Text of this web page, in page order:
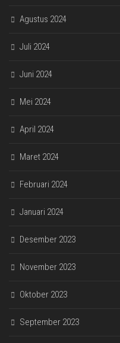
Agustus 2024
Juli 2024
Juni 2024
Mei 2024
April 2024
Maret 2024
Februari 2024
Januari 2024
Desember 2023
November 2023
Oktober 2023
September 2023